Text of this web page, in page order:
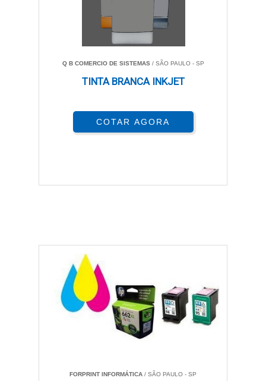
Q B COMERCIO DE SISTEMAS / SÃO PAULO - SP
TINTA BRANCA INKJET
COTAR AGORA
FORPRINT INFORMÁTICA / SÃO PAULO - SP